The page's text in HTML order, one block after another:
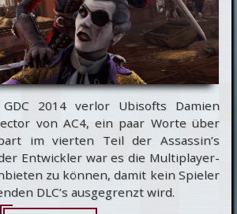
2014 verlor Ubisofts Damien
von AC4, ein paar Worte über
im vierten Teil der Assassin’s
Entwickler war es die Multiplayer-
zu können, damit kein Spieler
DLC’s ausgegrenzt wird.